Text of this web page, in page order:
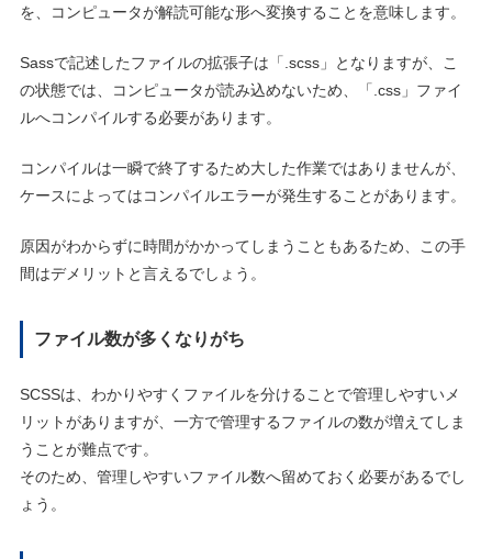
を、コンピュータが解読可能な形へ変換することを意味します。
Sassで記述したファイルの拡張子は「.scss」となりますが、こ
の状態では、コンピュータが読み込めないため、「.css」ファイ
ルへコンパイルする必要があります。
コンパイルは一瞬で終了するため大した作業ではありませんが、
ケースによってはコンパイルエラーが発生することがあります。
原因がわからずに時間がかかってしまうこともあるため、この手
間はデメリットと言えるでしょう。
ファイル数が多くなりがち
SCSSは、わかりやすくファイルを分けることで管理しやすいメ
リットがありますが、一方で管理するファイルの数が増えてしま
うことが難点です。
そのため、管理しやすいファイル数へ留めておく必要があるでし
ょう。